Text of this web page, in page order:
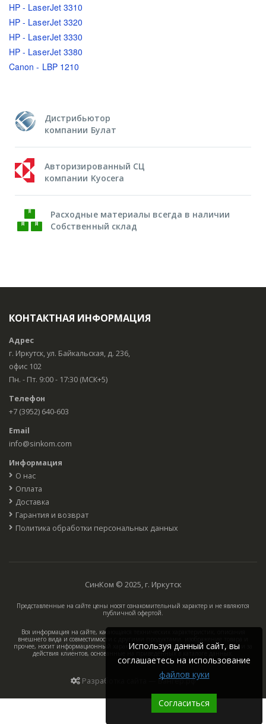
Используя данный сайт, вы
соглашаетесь на использование
файлов куки
Согласиться
HP - LaserJet 3310
HP - LaserJet 3320
HP - LaserJet 3330
HP - LaserJet 3380
Canon - LBP 1210
Дистрибьютор
компании Булат
Авторизированный СЦ
компании Kyocera
Расходные материалы всегда в наличии
Собственный склад
КОНТАКТНАЯ ИНФОРМАЦИЯ
Адрес
г. Иркутск, ул. Байкальская, д. 236,
офис 102
Пн. - Пт. 9:00 - 17:30 (МСК+5)
Телефон
+7 (3952) 640-603
Email
info@sinkom.com
Информация
О нас
Оплата
Доставка
Гарантия и возврат
Политика обработки персональных данных
СинКом © 2025, г. Иркутск
Представленные на сайте цены носят ознакомительный характер и не являются
публичной офертой.
Вся информация на сайте, касающаяся технических характеристик, описания
внешнего вида и совместимости с другими продуктами, изображение товара и
прочее, носит информационный характер, компания не несёт ответственности за
действия клиентов, основанные на приведённых в каталоге данных.
Разработка сайта — Вангер.рф